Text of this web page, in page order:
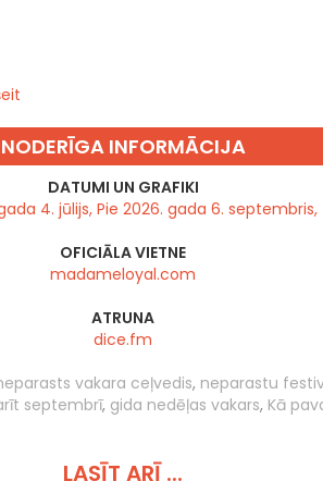
NODERĪGA INFORMĀCIJA
DATUMI UN GRAFIKI
4. jūlijs, Pie 2026. gada 6. septembris,
OFICIĀLA VIETNE
madameloyal.com
ATRUNA
dice.fm
vakara ceļvedis, neparastu
septembrī, gida nedēļas vakars, Kā
LASĪT ARĪ ...